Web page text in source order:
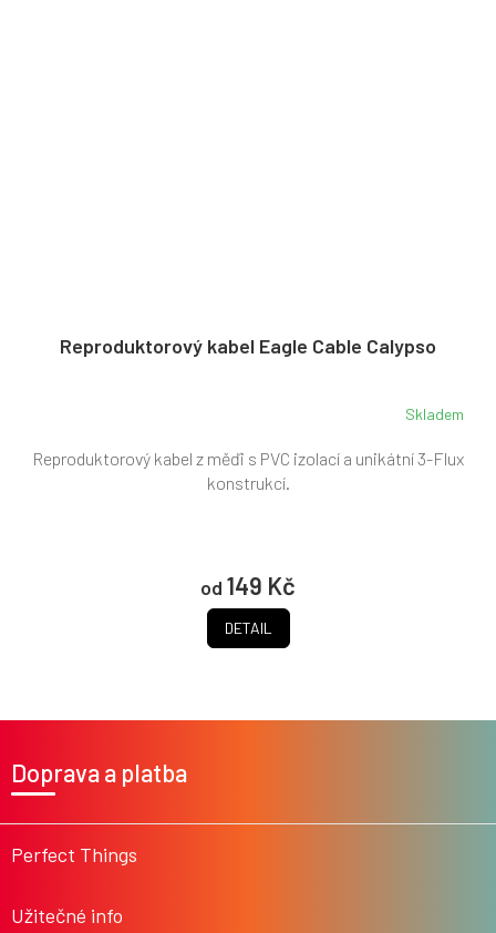
Reproduktorový kabel Eagle Cable Calypso
Skladem
od 149 Kč
DETAIL
Reproduktorový kabel z měďi s PVC izolací a unikátní 3-Flux
konstrukcí.
t
Perfect Things
Užitečné info
Doprava a platba